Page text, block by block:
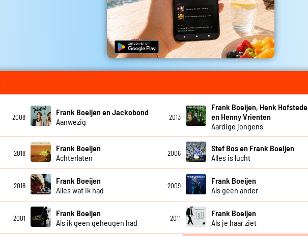
2008
Frank Boeijen en Jackobond
Aanwezig
2013
Frank Boeijen, Henk Hofstede
en Henny Vrienten
Aardige jongens
2018
Frank Boeijen
Achterlaten
2006
Stef Bos en Frank Boeijen
Alles is lucht
2018
Frank Boeijen
Alles wat ik had
2009
Frank Boeijen
Als geen ander
2001
Frank Boeijen
Als ik geen geheugen had
2011
Frank Boeijen
Als je haar ziet